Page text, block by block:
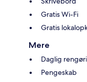
Gratis Wi-Fi
Gratis
Mere
Daglig
Pengeskab